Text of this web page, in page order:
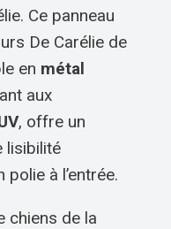
Ce panneau
De Carélie de
en métal
aux
, offre un
lisibilité
à l’entrée.
chiens de la